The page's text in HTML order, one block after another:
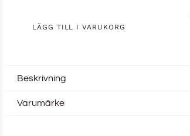
LÄGG TILL I VARUKORG
Beskrivning
Varumärke